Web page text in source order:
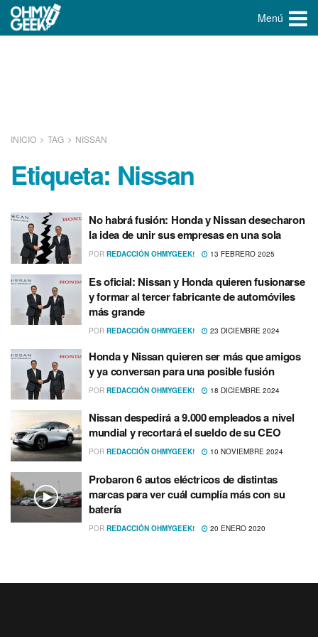
Menú
INICIO TAG NISSAN
Etiqueta: Nissan
No habrá fusión: Honda y Nissan desecharon
la idea de unir sus empresas en una sola
POR REDACCIÓN OHMYGEEK! 13 FEBRERO 2025
Es oficial: Nissan y Honda quieren fusionarse
y formar al tercer fabricante de automóviles
más grande
POR REDACCIÓN OHMYGEEK! 23 DICIEMBRE 2024
Honda y Nissan quieren ser más que amigos
y ya conversan para una posible fusión
POR REDACCIÓN OHMYGEEK! 18 DICIEMBRE 2024
Nissan despedirá a 9.000 empleados a nivel
mundial y recortará el sueldo de su CEO
POR REDACCIÓN OHMYGEEK! 10 NOVIEMBRE 2024
Probaron 6 autos eléctricos de distintas
marcas para ver cuál cumplí­a más con su
baterí­a
POR REDACCIÓN OHMYGEEK! 20 ENERO 2020